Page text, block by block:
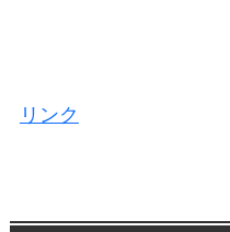
リンク